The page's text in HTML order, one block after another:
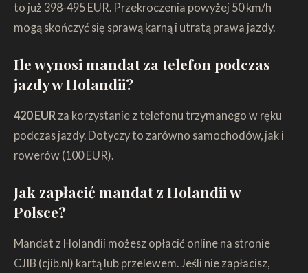
to już 398-495 EUR. Przekroczenia powyżej 50 km/h
mogą skończyć się sprawą karną i utratą prawa jazdy.
Ile wynosi mandat za telefon podczas
jazdy w Holandii?
420 EUR za korzystanie z telefonu trzymanego w ręku
podczas jazdy. Dotyczy to zarówno samochodów, jak i
rowerów (100 EUR).
Jak zapłacić mandat z Holandii w
Polsce?
Mandat z Holandii możesz opłacić online na stronie
CJIB (cjib.nl) kartą lub przelewem. Jeśli nie zapłacisz,